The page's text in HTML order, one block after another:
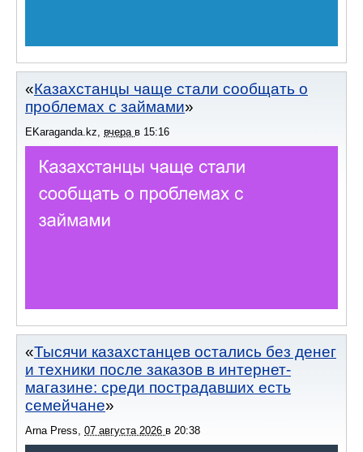
Казахстанцы чаще стали сообщать о
проблемах с займами
EKaraganda.kz вчера в 15:16
Тысячи казахстанцев остались без денег
и техники после заказов в интернет-
магазине: среди пострадавших есть
семейчане
Arna Press, 07 августа 2026 в 20:38